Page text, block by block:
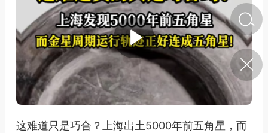
·特急预警】关
节返乡期间“闪
急提示
0
如何购买【理肺清瘟膏】
【养正护络膏】？
这难道只是巧合？上海出土5000年前五角星，而